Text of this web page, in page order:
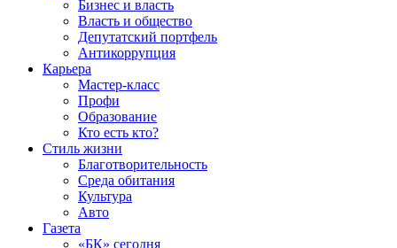
Бизнес и власть
Власть и общество
Депутатский портфель
Антикоррупция
Карьера
Мастер-класс
Профи
Образование
Кто есть кто?
Стиль жизни
Благотворительность
Среда обитания
Культура
Авто
Газета
«БК» сегодня